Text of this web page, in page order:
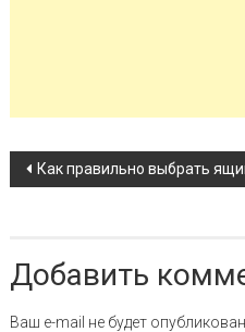
Навигация по
Как правильно выбрать
Добавить
Ваш e-mail не будет опубликован.